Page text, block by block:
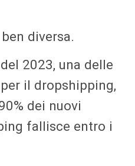
diversa.
del 2023, una delle
il dropshipping,
dei nuovi
fallisce entro i